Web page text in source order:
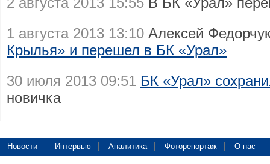
1 августа 2013 13:10 Алексей
Крылья» и перешел в БК «Урал»
30 июля 2013 09:51 БК «Урал»
новичка
Новости Интервью Аналитика Фоторепортаж О нас